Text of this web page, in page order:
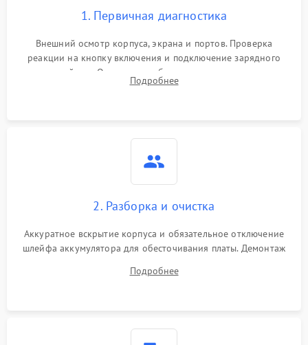
1. Первичная диагностика
Внешний осмотр корпуса, экрана и портов. Проверка
реакции на кнопку включения и подключение зарядного
устройства. Оценка потребления тока с помощью
лабораторного блока питания для локализации проблемы.
Подробнее
2. Разборка и очистка
Аккуратное вскрытие корпуса и обязательное отключение
шлейфа аккумулятора для обесточивания платы. Демонтаж
высохшей термопасты с кристаллов чипов.
Подробнее